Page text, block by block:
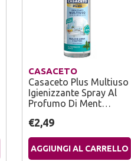
CASACETO
Casaceto Plus Multiuso
Igienizzante Spray Al
Profumo Di Ment…
€2,49
AGGIUNGI AL CARRELLO